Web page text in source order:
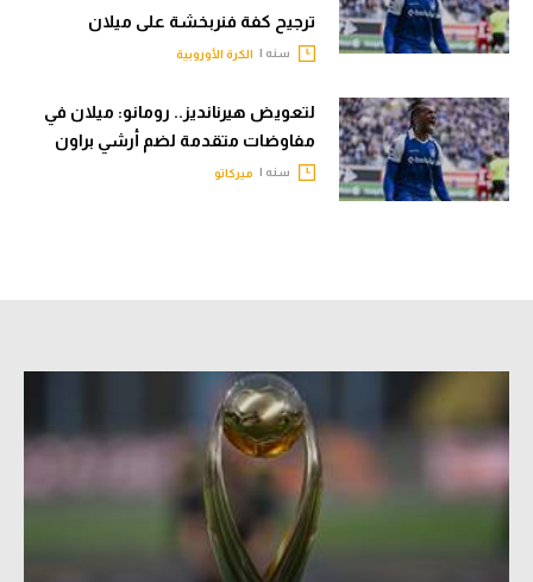
كرة سلة
كرة طائرة
الوطن العربي
في المونديال
أقسام خاصة
ترجيح كفة فنربخشة على ميلان
سنه | الكرة الأوروبية
لتعويض هيرنانديز.. رومانو: ميلان في
مفاوضات متقدمة لضم أرشي براون
سنه | ميركاتو